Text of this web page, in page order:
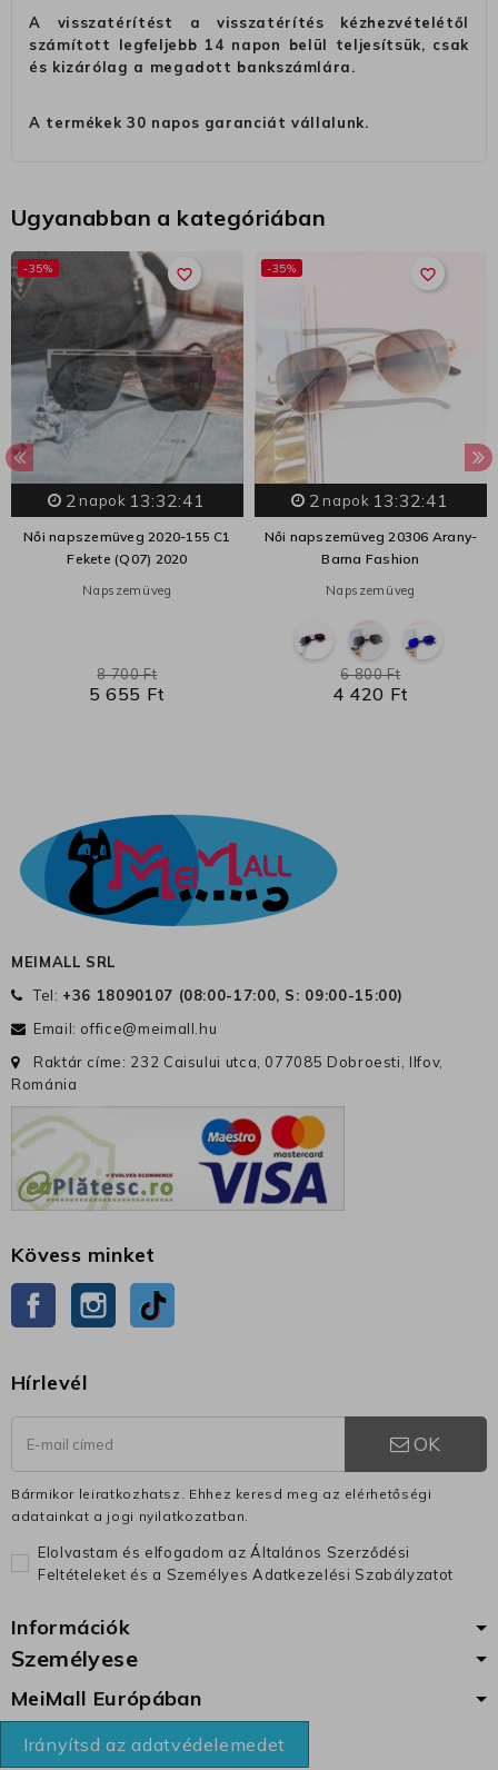
A visszatérítést a visszatérítés kézhezvételétől
számított legfeljebb 14 napon belül teljesítsük, csak
és kizárólag a megadott bankszámlára.
A termékek 30 napos garanciát vállalunk.
Ugyanabban a kategóriában
favorite_border
-35%
2 napok 13:32:40
Női napszemüveg 2020-155 C1
Fekete (Q07) 2020
Napszemüveg
5 655 Ft
8 700 Ft
favorite_border
-35%
2 napok 13:32:40
Női napszemüveg 20306 Arany-
Barna Fashion
Napszemüveg
4 420 Ft
6 800 Ft
MEIMALL SRL
Tel: +36 18090107 (08:00-17:00, S: 09:00-15:00)
Email: office@meimall.hu
Raktár címe: 232 Caisului utca, 077085 Dobroesti, Ilfov,
Románia
Kövess minket
Facebook Instagram
Hírlevél
OK
Bármikor leiratkozhatsz. Ehhez keresd meg az elérhetőségi
adatainkat a jogi nyilatkozatban.
Elolvastam és elfogadom az Általános Szerződési
Feltételeket és a Személyes Adatkezelési Szabályzatot
Információk
Személyese
MeiMall Európában
Irányítsd az adatvédelemedet